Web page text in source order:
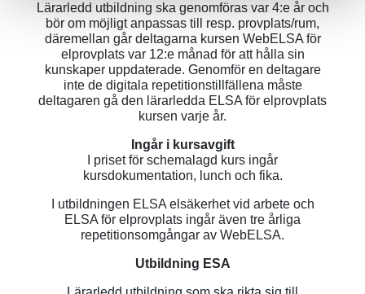
Lärarledd utbildning ska genomföras var 4:e år och
bör om möjligt anpassas till resp. provplats/rum,
däremellan går deltagarna kursen WebELSA för
elprovplats var 12:e månad för att hålla sin
kunskaper uppdaterade. Genomför en deltagare
inte de digitala repetitionstillfällena måste
deltagaren gå den lärarledda ELSA för elprovplats
kursen varje år.
Ingår i kursavgift
I priset för schemalagd kurs ingår
kursdokumentation, lunch och fika.
I utbildningen ELSA elsäkerhet vid arbete och
ELSA för elprovplats ingår även tre årliga
repetitionsomgångar av WebELSA.
Utbildning ESA